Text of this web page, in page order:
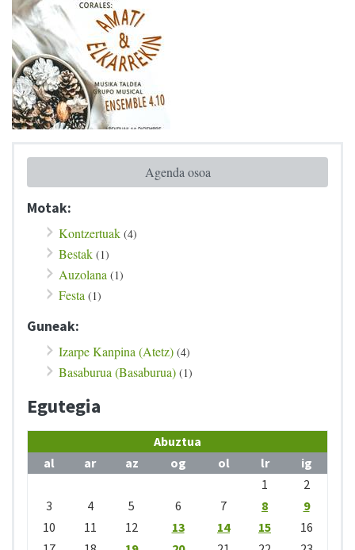
Agenda osoa
Motak:
Kontzertuak (4)
Bestak (1)
Auzolana (1)
Festa (1)
Guneak:
Izarpe Kanpina (Atetz) (4)
Basaburua (Basaburua) (1)
Egutegia
Abuztua
al
ar az og ol lr
ig
1
2
3
4 5 6 7 8
9
10
11 12 13 14 15
16